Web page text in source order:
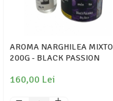
AROMA NARGHILEA MIXTO
200G - BLACK PASSION
160,00 Lei